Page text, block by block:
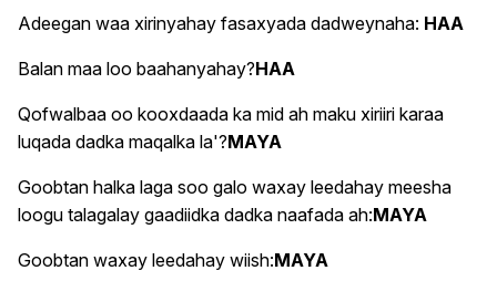
Adeegan waa xirinyahay fasaxyada dadweynaha: HAA
Balan maa loo baahanyahay?HAA
Qofwalbaa oo kooxdaada ka mid ah maku xiriiri karaa
luqada dadka maqalka la'?MAYA
Goobtan halka laga soo galo waxay leedahay meesha
loogu talagalay gaadiidka dadka naafada ah:MAYA
Goobtan waxay leedahay wiish:MAYA